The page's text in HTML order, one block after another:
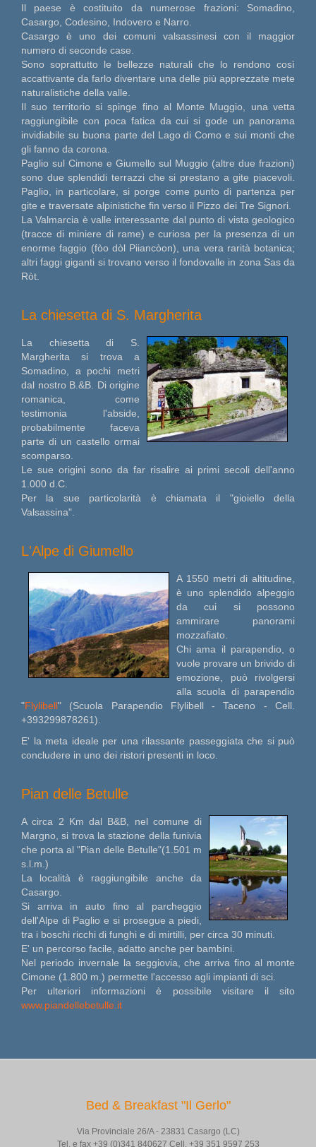
Il paese è costituito da numerose frazioni: Somadino,
Casargo, Codesino, Indovero e Narro.
Casargo è uno dei comuni valsassinesi con il maggior
numero di seconde case.
Sono soprattutto le bellezze naturali che lo rendono così
accattivante da farlo diventare una delle più apprezzate mete
naturalistiche della valle.
Il suo territorio si spinge fino al Monte Muggio, una vetta
raggiungibile con poca fatica da cui si gode un panorama
invidiabile su buona parte del Lago di Como e sui monti che
gli fanno da corona.
Paglio sul Cimone e Giumello sul Muggio (altre due frazioni)
sono due splendidi terrazzi che si prestano a gite piacevoli.
Paglio, in particolare, si porge come punto di partenza per
gite e traversate alpinistiche fin verso il Pizzo dei Tre Signori.
La Valmarcia è valle interessante dal punto di vista geologico
(tracce di miniere di rame) e curiosa per la presenza di un
enorme faggio (fòo dòl Piiancòon), una vera rarità botanica;
altri faggi giganti si trovano verso il fondovalle in zona Sas da
Ròt.
La chiesetta di S. Margherita
La chiesetta di S.
Margherita si trova a
Somadino, a pochi metri
dal nostro B.&B. Di origine
romanica, come
testimonia l'abside,
probabilmente faceva
parte di un castello ormai
scomparso.
Le sue origini sono da far risalire ai primi secoli dell'anno
1.000 d.C.
Per la sue particolarità è chiamata il "gioiello della
Valsassina".
L'Alpe di Giumello
A 1550 metri di altitudine,
è uno splendido alpeggio
da cui si possono
ammirare panorami
mozzafiato.
Chi ama il parapendio, o
vuole provare un brivido di
emozione, può rivolgersi
alla scuola di parapendio
"Flylibell " (Scuola Parapendio Flylibell - Taceno - Cell.
+393299878261).
E' la meta ideale per una rilassante passeggiata che si può
concludere in uno dei ristori presenti in loco.
Pian delle Betulle
A circa 2 Km dal B&B, nel comune di
Margno, si trova la stazione della funivia
che porta al "Pian delle Betulle"(1.501 m
s.l.m.)
La località è raggiungibile anche da
Casargo.
Si arriva in auto fino al parcheggio
dell'Alpe di Paglio e si prosegue a piedi,
tra i boschi ricchi di funghi e di mirtilli, per circa 30 minuti.
E' un percorso facile, adatto anche per bambini.
Nel periodo invernale la seggiovia, che arriva fino al monte
Cimone (1.800 m.) permette l'accesso agli impianti di sci.
Per ulteriori informazioni è possibile visitare il sito
www.piandellebetulle.it
Bed & Breakfast "Il Gerlo"
Via Provinciale 26/A - 23831 Casargo (LC)
Tel. e fax +39 (0)341 840627 Cell. +39 351 9597 253